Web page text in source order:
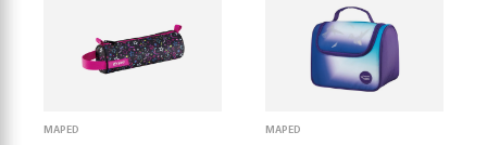
MAPED MAPED